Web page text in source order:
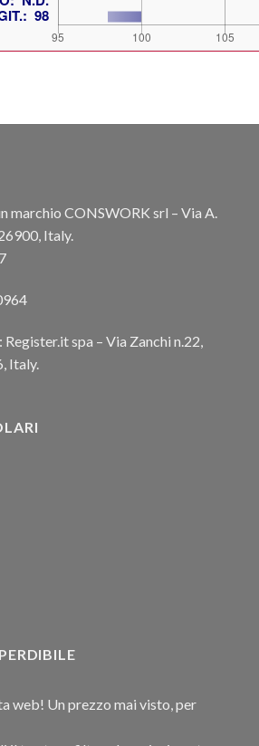
marchio CONSWORK srl – Via A.
Italy.
spa – Via Zanchi n.22,
Italy.
web! Un prezzo mai visto, per